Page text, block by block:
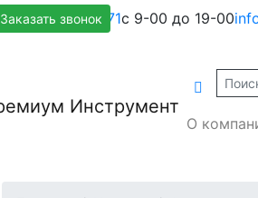
+7(800)500-1271с 9-00 до 19-00
Заказать звонок
О